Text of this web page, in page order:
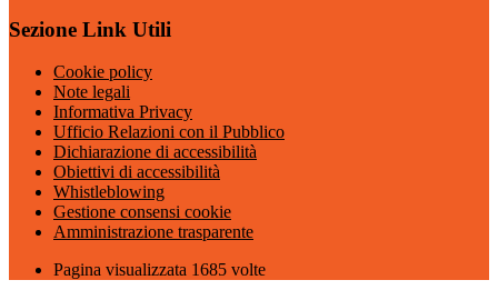
Sezione Link Utili
Cookie policy
Note legali
Informativa Privacy
Ufficio Relazioni con il Pubblico
Dichiarazione di accessibilità
Obiettivi di accessibilità
Whistleblowing
Gestione consensi cookie
Amministrazione trasparente
Pagina visualizzata 1685 volte